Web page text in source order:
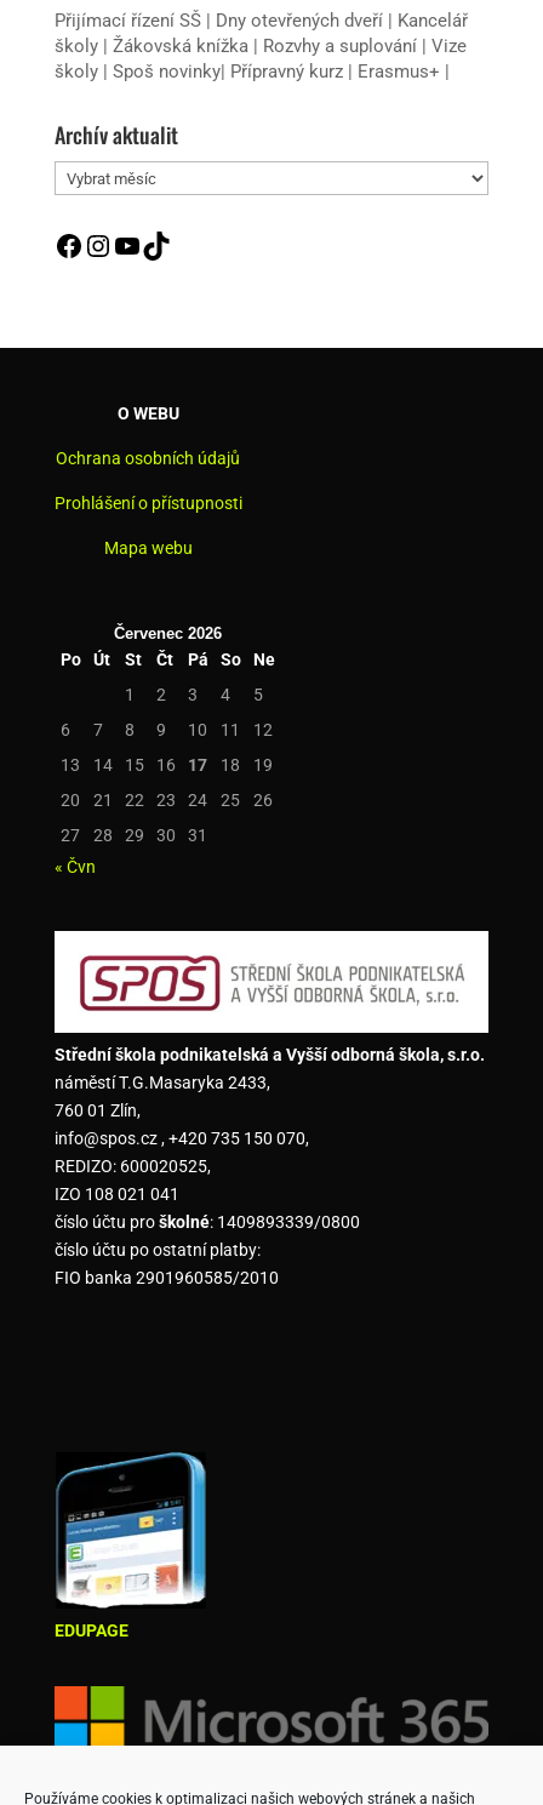
Používáme cookies k optimalizaci našich webových stránek a našich
Přijímací řízení SŠ| Dny otevřených dveří| Kancelář
školy| Žákovská knížka| Rozvhy a suplování | Vize
školy | Spoš novinky| Přípravný kurz| Erasmus+ |
Archív aktualit
Archív
aktualit
Facebook
Instagram
YouTube
TikTok
O WEBU
Ochrana osobních údajů
Prohlášení o přístupnosti
Mapa webu
Červenec 2026
Po Út St Čt Pá So
Ne
1
2 3 4
5
6
7 8 9 10 11
12
13
14 15 16 17 18
19
20
21 22 23 24 25
26
27
28 29 30
31
« Čvn
Střední škola podnikatelská a Vyšší odborná škola, s.r.o.
náměstí T.G.Masaryka 2433,
760 01 Zlín,
info@spos.cz , +420 735 150 070,
REDIZO: 600020525,
IZO 108 021 041
číslo účtu proškolné: 1409893339/0800
číslo účtu po ostatní platby:
FIO banka 2901960585/2010
EDUPAGE